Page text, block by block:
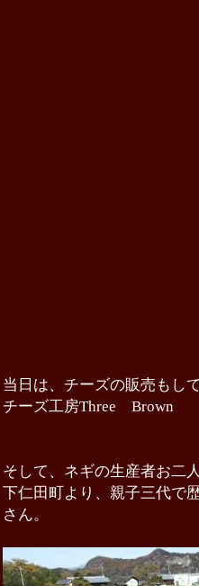
当 日は、チーズの販売もし
チーズ工房Three
そして、ネギの生産者お二
下仁田町より、親子三代で
さん。